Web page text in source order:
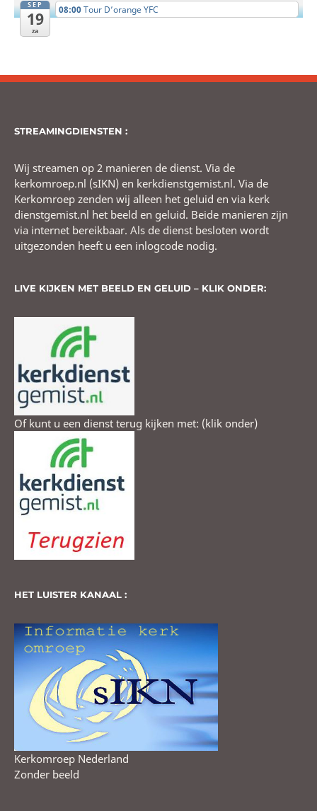
SEP
19
za
08:00Tour D’orange YFC
STREAMINGDIENSTEN :
Wij streamen op 2 manieren de dienst. Via de
kerkomroep.nl (sIKN) en kerkdienstgemist.nl. Via de
Kerkomroep zenden wij alleen het geluid en via kerk
dienstgemist.nl het beeld en geluid. Beide manieren zijn
via internet bereikbaar. Als de dienst besloten wordt
uitgezonden heeft u een inlogcode nodig.
LIVE KIJKEN MET BEELD EN GELUID – KLIK ONDER:
Of kunt u een dienst terug kijken met: (klik onder)
HET LUISTER KANAAL :
Kerkomroep Nederland
Zonder beeld